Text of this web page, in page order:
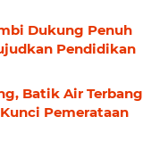
Dukung Penuh
Pendidikan
Batik Air Terbang
Pemerataan